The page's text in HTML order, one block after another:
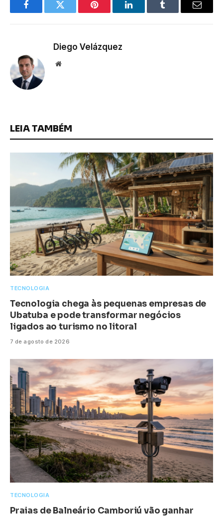
FacebookTwitter Pinterest LinkedInTumblr Email
Diego Velázquez
Website
LEIA TAMBÉM
TECNOLOGIA
Tecnologia chega às pequenas empresas de
Ubatuba e pode transformar negócios
ligados ao turismo no litoral
7 de agosto de 2026
TECNOLOGIA
Praias de Balneário Camboriú vão ganhar